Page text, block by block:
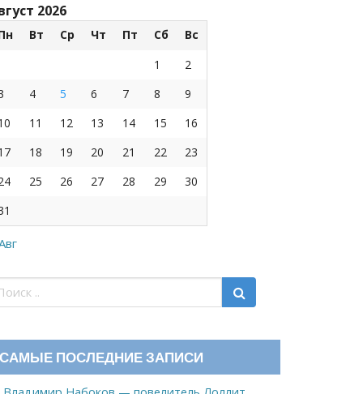
2026
Вт Ср Чт Пт Сб
Вс
1
2
4 5 6 7 8
9
11 12 13 14 15
16
18 19 20 21 22
23
25 26 27 28 29
30
САМЫЕ ПОСЛЕДНИЕ ЗАПИСИ